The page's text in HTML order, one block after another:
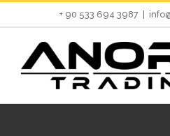
Skip
content
+ 90 533 694 3987